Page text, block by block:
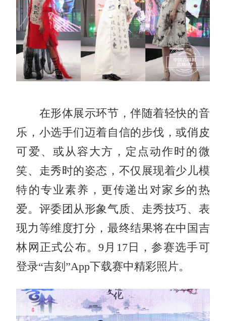
在形体展示环节，伴随着轻快的音
乐，小选手们迈着自信的步伐，或俏皮
可爱、或从容大方，定点动作时的微
笑、走秀时的姿态，不仅展现着少儿模
特的专业素养，更传递出对家乡的热
爱。评委团从形象气质、走秀技巧、表
现力等维度打分，最终结果将在中国吉
林网正式公布。9月17日，参赛选手可
登录“吉刻”App下载赛中精彩照片。